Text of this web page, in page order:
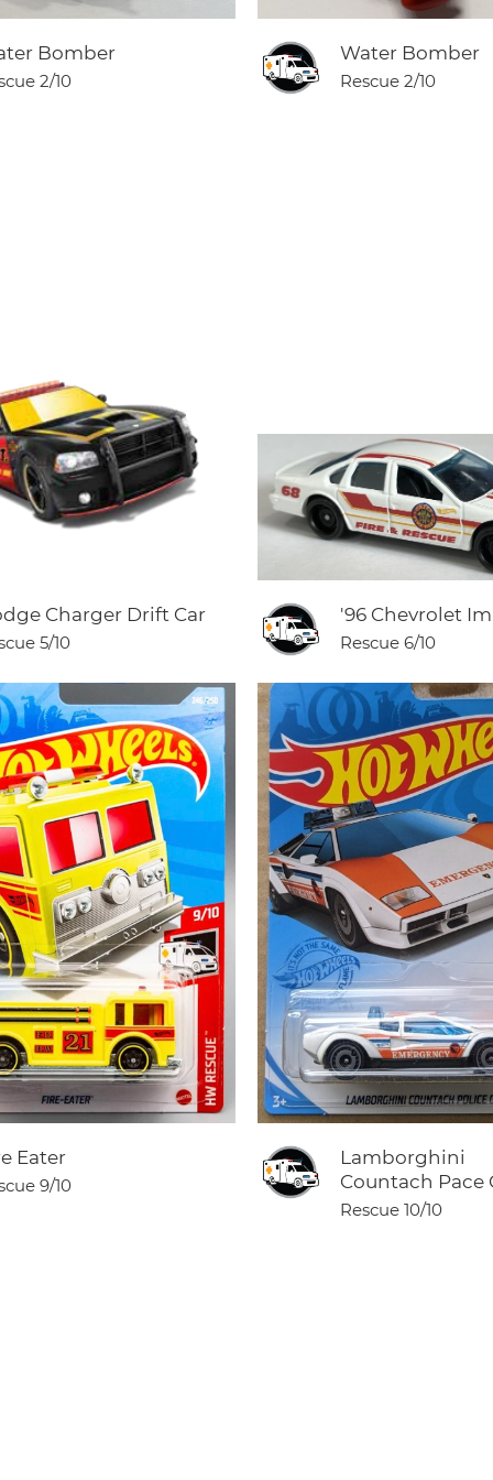
Bomber
2/10
Water Bomber
Rescue 2/10
Charger Drift Car
5/10
'96 Chevrolet
Rescue 6/10
Eater
9/10
Lamborghini
Countach Pace
Rescue 10/10